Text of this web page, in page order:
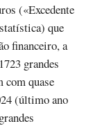
(«Excedente
que
financeiro, a
grandes
com quase
(último ano